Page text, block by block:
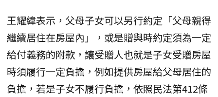
王耀緯表示，父母子女可以另行約定「父母親得
繼續居住在房屋內」，或是贈與時約定須為一定
給付義務的附款，讓受贈人也就是子女受贈房屋
時須履行一定負擔，例如提供房屋給父母居住的
負擔，若是子女不履行負擔，依照民法第412條